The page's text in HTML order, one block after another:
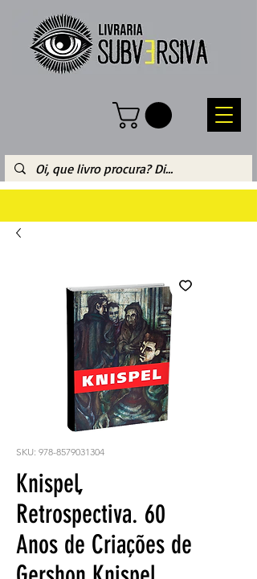
SKU: 978-8579031304
Knispel,
Retrospectiva. 60
Anos de Criações de